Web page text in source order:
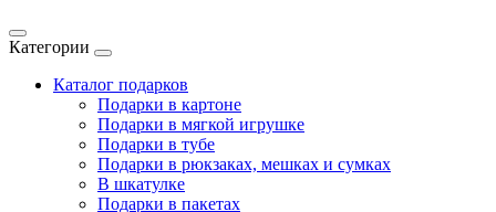
Категории
Каталог подарков
Подарки в картоне
Подарки в мягкой игрушке
Подарки в тубе
Подарки в рюкзаках, мешках и сумках
В шкатулке
Подарки в пакетах